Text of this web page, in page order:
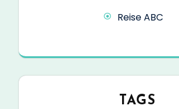
Reise ABC
TAGS